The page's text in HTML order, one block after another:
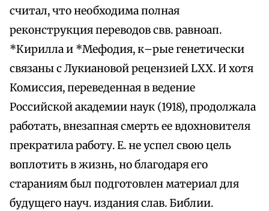
считал, что необходима полная
реконструкция переводов свв. равноап.
*Кирилла и *Мефодия, к–рые генетически
связаны с Лукиановой рецензией LXX. И хотя
Комиссия, переведенная в ведение
Российской академии наук (1918), продолжала
работать, внезапная смерть ее вдохновителя
прекратила работу. Е. не успел свою цель
воплотить в жизнь, но благодаря его
стараниям был подготовлен материал для
будущего науч. издания слав. Библии.